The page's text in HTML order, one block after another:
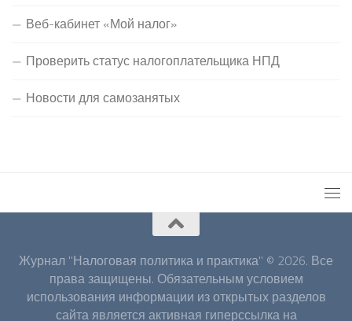
Веб-кабинет «Мой налог»
Проверить статус налогоплательщика НПД
Новости для самозанятых
Журнал "Налоговая политика и практика" © 2026. Все
права защищены. Обязательным условием
использования информации из открытых разделов
сайта является активная гиперссылка на